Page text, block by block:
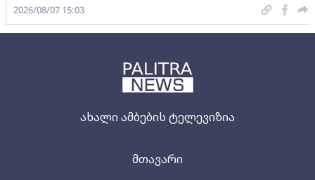
ახალი ამბების ტელევიზია
მთავარი
2026/08/07 15:03